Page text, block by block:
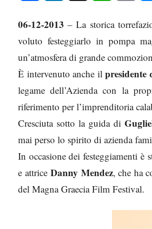
06-12-2013 – La storica
voluto festeggiarlo in pompa
un’atmosfera di grande
È intervenuto anche ilpresidente
legame dell’Azienda con la
riferimento per l’imprenditoria
Cresciuta sotto la guida di
mai perso lo spirito di azienda
In occasione dei festeggiamenti è
e attriceDanny Mendez, che ha
del Magna Graecia Film Festival.